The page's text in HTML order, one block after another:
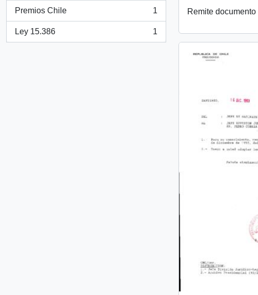
Premios Chile
, 1 resultados
1
Ley 15.386
, 1 resultados
1
Remite documento